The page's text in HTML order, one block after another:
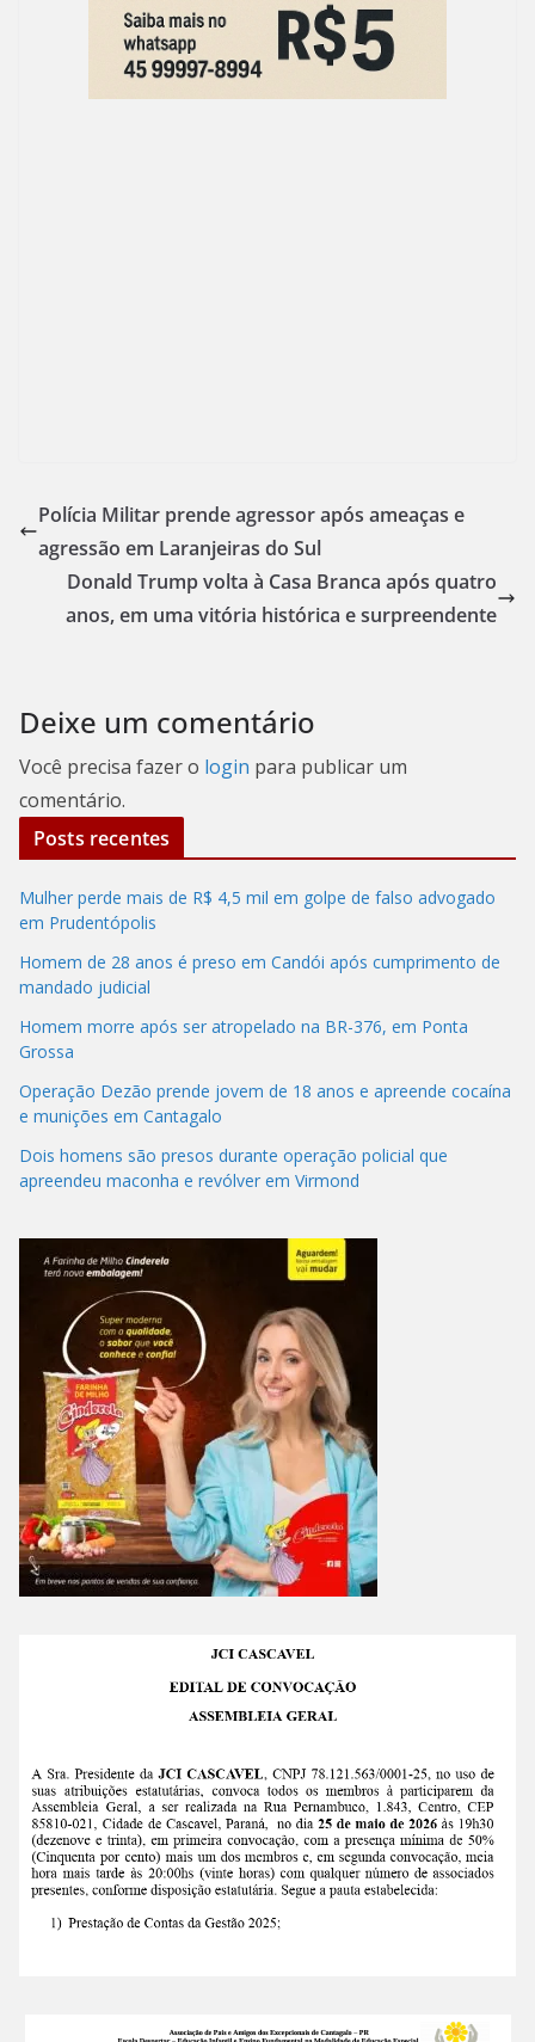
Polícia Militar prende agressor após ameaças e
agressão em Laranjeiras do Sul
Donald Trump volta à Casa Branca após quatro
anos, em uma vitória histórica e surpreendente
Deixe um comentário
Você precisa fazer o login para publicar um
comentário.
Posts recentes
Mulher perde mais de R$ 4,5 mil em golpe de falso advogado
em Prudentópolis
Homem de 28 anos é preso em Candói após cumprimento de
mandado judicial
Homem morre após ser atropelado na BR-376, em Ponta
Grossa
Operação Dezão prende jovem de 18 anos e apreende cocaína
e munições em Cantagalo
Dois homens são presos durante operação policial que
apreendeu maconha e revólver em Virmond